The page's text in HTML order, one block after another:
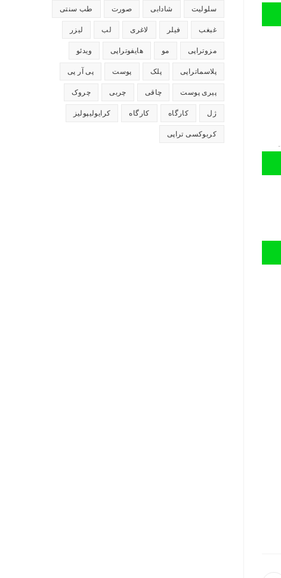
سلولیت شادابی صورت طب سنتی
غبغب فیلر لاغری لب لیزر
مزوتراپی مو هایفوتراپی ویدئو
پلاسماتراپی پلک پوست پی آر پی
پیری پوست چاقی چربی چروک
ژل کارگاه کارگاه کرایولیپولیز
کربوکسی تراپی